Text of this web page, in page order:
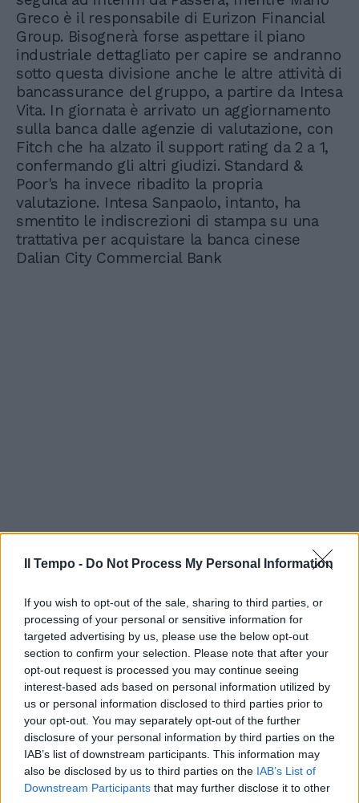
Il Tempo - Do Not Process My Personal Information
If you wish to opt-out of the sale, sharing to third parties, or
processing of your personal or sensitive information for
targeted advertising by us, please use the below opt-out
section to confirm your selection. Please note that after your
opt-out request is processed you may continue seeing
interest-based ads based on personal information utilized by
us or personal information disclosed to third parties prior to
your opt-out. You may separately opt-out of the further
disclosure of your personal information by third parties on the
IAB’s list of downstream participants. This information may
also be disclosed by us to third parties on the IAB’s List of
Downstream Participants that may further disclose it to other
Greco è il responsabile di Eurizon Financial
Group. Bisognerà forse aspettare il piano
industriale dettagliato per capire se andranno
sotto questa divisione anche le altre attività di
bancassurance del gruppo, a partire da Intesa
Vita. In giornata è arrivato un aggiornamento
sulla banca dalle agenzie di valutazione, con
Fitch che ha alzato il support rating da 2 a 1,
confermando gli altri giudizi. Standard &
Poor's ha invece ribadito la propria
valutazione. Intesa Sanpaolo, intanto, ha
smentito le indiscrezioni di stampa su una
trattativa per acquistare la banca cinese
Dalian City Commercial Bank
In evidenza